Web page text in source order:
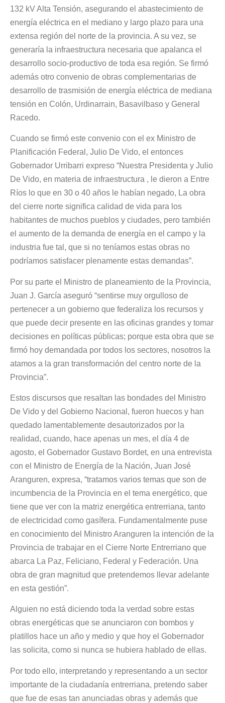
132 kV Alta Tensión, asegurando el abastecimiento de
energía eléctrica en el mediano y largo plazo para una
extensa región del norte de la provincia. A su vez, se
generaría la infraestructura necesaria que apalanca el
desarrollo socio-productivo de toda esa región. Se firmó
además otro convenio de obras complementarias de
desarrollo de trasmisión de energía eléctrica de mediana
tensión en Colón, Urdinarrain, Basavilbaso y General
Racedo.
Cuando se firmó este convenio con el ex Ministro de
Planificación Federal, Julio De Vido, el entonces
Gobernador Urribarri expreso “Nuestra Presidenta y Julio
De Vido, en materia de infraestructura , le dieron a Entre
Ríos lo que en 30 o 40 años le habían negado, La obra
del cierre norte significa calidad de vida para los
habitantes de muchos pueblos y ciudades, pero también
el aumento de la demanda de energía en el campo y la
industria fue tal, que si no teníamos estas obras no
podríamos satisfacer plenamente estas demandas”.
Por su parte el Ministro de planeamiento de la Provincia,
Juan J. García aseguró “sentirse muy orgulloso de
pertenecer a un gobierno que federaliza los recursos y
que puede decir presente en las oficinas grandes y tomar
decisiones en políticas públicas; porque esta obra que se
firmó hoy demandada por todos los sectores, nosotros la
atamos a la gran transformación del centro norte de la
Provincia”.
Estos discursos que resaltan las bondades del Ministro
De Vido y del Gobierno Nacional, fueron huecos y han
quedado lamentablemente desautorizados por la
realidad, cuando, hace apenas un mes, el día 4 de
agosto, el Gobernador Gustavo Bordet, en una entrevista
con el Ministro de Energía de la Nación, Juan José
Aranguren, expresa, “tratamos varios temas que son de
incumbencia de la Provincia en el tema energético, que
tiene que ver con la matriz energética entrerriana, tanto
de electricidad como gasífera. Fundamentalmente puse
en conocimiento del Ministro Aranguren la intención de la
Provincia de trabajar en el Cierre Norte Entrerriano que
abarca La Paz, Feliciano, Federal y Federación. Una
obra de gran magnitud que pretendemos llevar adelante
en esta gestión”.
Alguien no está diciendo toda la verdad sobre estas
obras energéticas que se anunciaron con bombos y
platillos hace un año y medio y que hoy el Gobernador
las solicita, como si nunca se hubiera hablado de ellas.
Por todo ello, interpretando y representando a un sector
importante de la ciudadanía entrerriana, pretendo saber
que fue de esas tan anunciadas obras y además que